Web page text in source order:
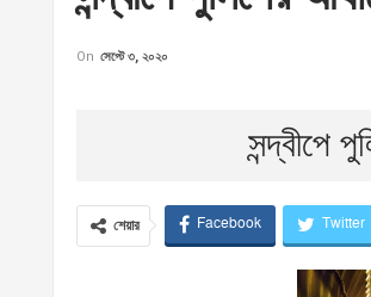
On সেপ্টে ৩, ২০২০
সন্দ্বীপে
শেয়ার Facebook Twitter